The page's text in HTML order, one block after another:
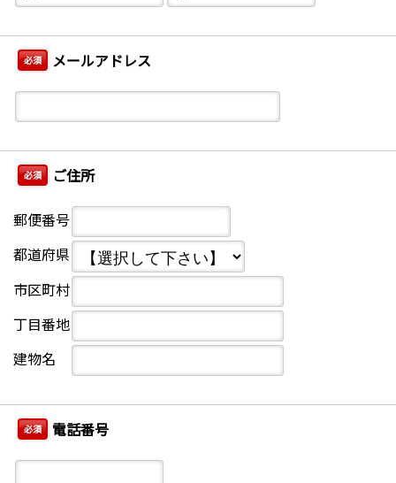
必須 メールアドレス
必須 ご住所
郵便番号
都道府県
市区町村
丁目番地
建物名
必須 電話番号